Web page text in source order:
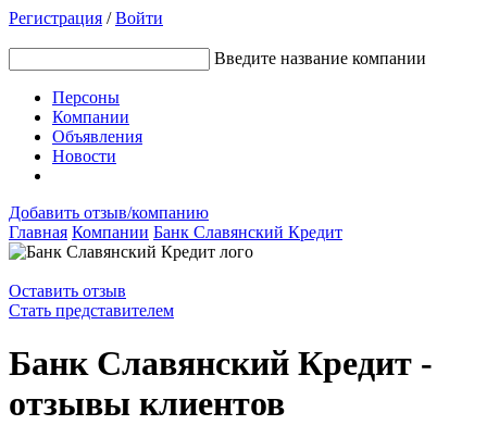
Регистрация /Войти
Введите название компании
Персоны
Компании
Объявления
Новости
Добавить отзыв/компанию
Главная Компании Банк Славянский Кредит
Оставить отзыв
Стать представителем
Банк Славянский Кредит -
отзывы клиентов